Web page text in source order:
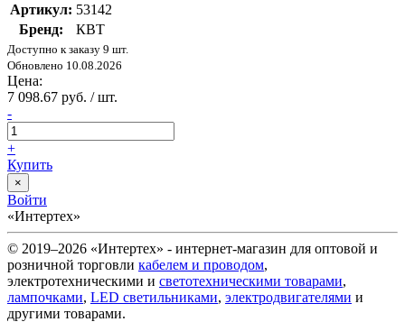
Артикул: 53142
Бренд:
КВТ
Доступно к заказу 9 шт.
Обновлено 10.08.2026
Цена:
7 098.67 руб. / шт.
-
+
Купить
×
Войти
«Интертех»
© 2019–2026 «Интертех» - интернет-магазин для оптовой и
розничной торговли кабелем и проводом,
электротехническими и светотехническими товарами,
лампочками, LED светильниками, электродвигателями и
другими товарами.